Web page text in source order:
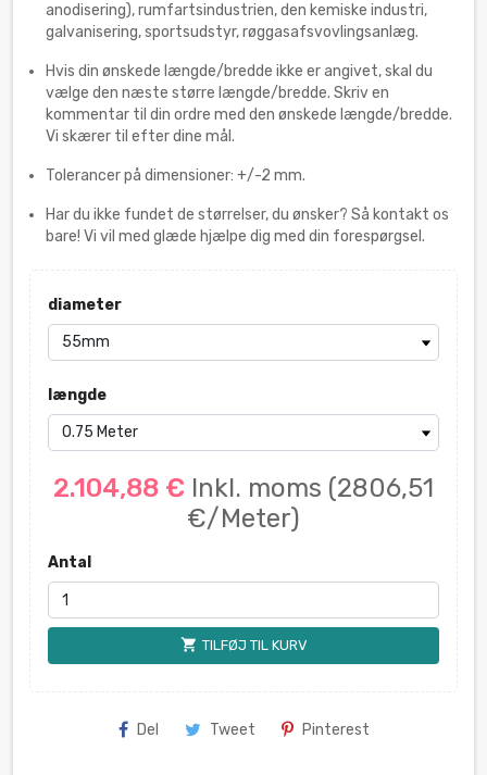
anodisering), rumfartsindustrien, den kemiske industri,
galvanisering, sportsudstyr, røggasafsvovlingsanlæg.
Hvis din ønskede længde/bredde ikke er angivet, skal du
vælge den næste større længde/bredde. Skriv en
kommentar til din ordre med den ønskede længde/bredde.
Vi skærer til efter dine mål.
Tolerancer på dimensioner: +/-2 mm.
Har du ikke fundet de størrelser, du ønsker? Så kontakt os
bare! Vi vil med glæde hjælpe dig med din forespørgsel.
diameter
længde
2.104,88 € Inkl. moms (2806,51
€/Meter)
Antal
shopping_cart TILFØJ TIL KURV
Del Tweet Pinterest